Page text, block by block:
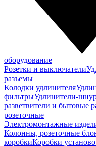
оборудование
Розетки и выключатели
разъемы
Колодки удлинителя
фильтрыУдлинители-
разветвители и бытовые
розеточные
Электромонтажные
Колонны, розеточные
коробкиКоробки